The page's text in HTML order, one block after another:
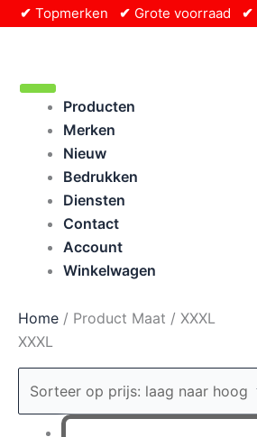
inhoud
✔ Topmerken ✔ Grote voorraad ✔
Producten
Merken
Nieuw
Bedrukken
Diensten
Contact
Account
Winkelwagen
Home / Product Maat / XXXL
XXXL